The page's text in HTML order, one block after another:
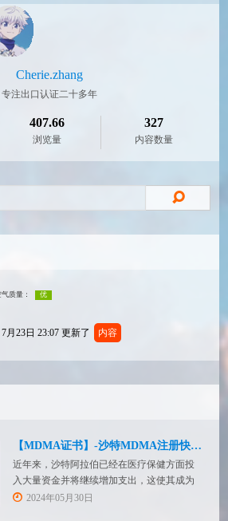
Cherie.zhang
专注出口认证二十多年
407.66
浏览量
327
内容数量
7月23日 23:07 更新了 内容
【MDMA证书】-沙特MDMA注册快速下证
近年来，沙特阿拉伯已经在医疗保健方面投
入大量资金并将继续增加支出，这使其成为
医疗设备制造商感兴趣的市场。然而，想要
2024年05月30日